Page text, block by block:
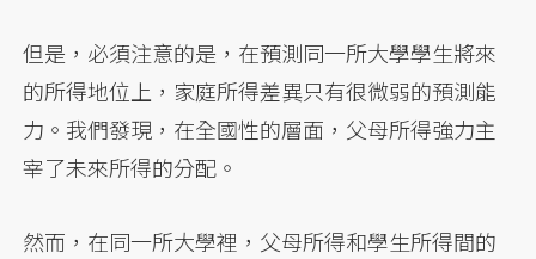
但是，必須注意的是，在預測同一所大學學生將來
的所得地位上，家庭所得差異只有很微弱的預測能
力。我們發現，在全國性的層面，父母所得強力主
宰了未來所得的分配。
然而，在同一所大學裡，父母所得和學生所得間的